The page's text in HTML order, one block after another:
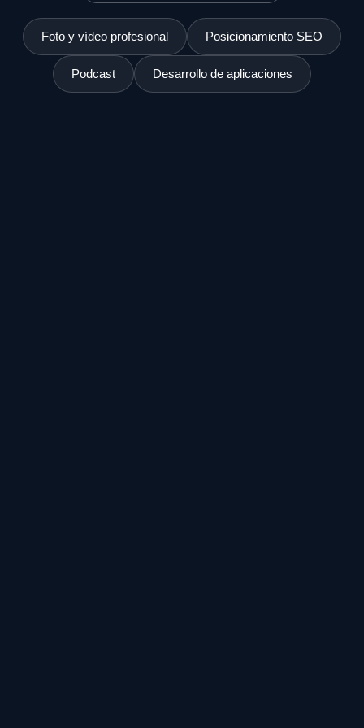
Foto y vídeo profesional Posicionamiento SEO
Podcast Desarrollo de aplicaciones